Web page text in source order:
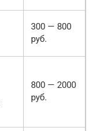
300 — 800
руб.
800 — 2000
руб.